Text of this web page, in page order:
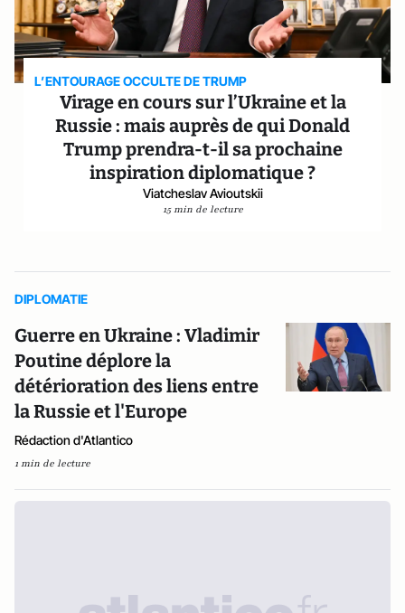
L’ENTOURAGE OCCULTE DE TRUMP
Virage en cours sur l’Ukraine et la
Russie : mais auprès de qui Donald
Trump prendra-t-il sa prochaine
inspiration diplomatique ?
Viatcheslav Avioutskii
15 min de lecture
DIPLOMATIE
Guerre en Ukraine : Vladimir
Poutine déplore la
détérioration des liens entre
la Russie et l'Europe
Rédaction d'Atlantico
1 min de lecture